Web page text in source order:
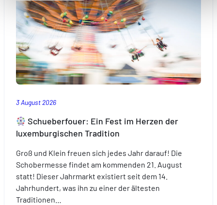
Améliorer votre expérience utilisateur, en personnalisant
vos fonctionnalités et en se souvenant de vos choix.
Mesurer l'audience en suivant le nombre de visiteurs et
comprenant comment vous arrivez sur notre site.
Proposer des offres et services personnalisés et en
les performances. Partager des informations avec les
sociaux utilisés et vous permettre de visualiser du contenu
3 August 2026
Schueberfouer: Ein Fest im Herzen der
luxemburgischen Tradition
Groß und Klein freuen sich jedes Jahr darauf! Die
Schobermesse findet am kommenden 21. August
statt! Dieser Jahrmarkt existiert seit dem 14.
Jahrhundert, was ihn zu einer der ältesten
Traditionen…